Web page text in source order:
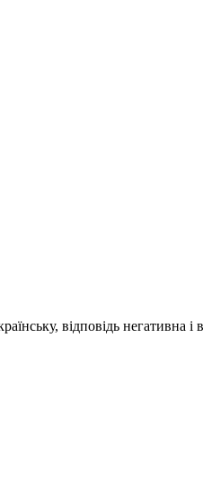
відповідь негативна